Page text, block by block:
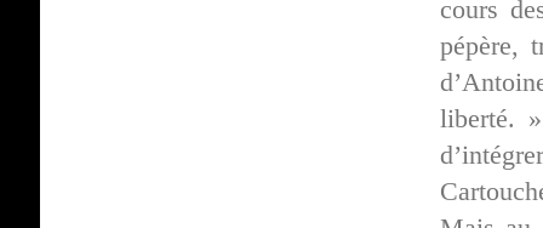
cours
pépère,
liberté.